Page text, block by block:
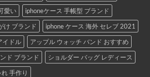
愛い
iphoneケース 手帳型 ブランド
け ブランド
iphone ケース 海外 セレブ 2021
イドル
アップル ウォッチ バンド おすすめ
ド ブランド
ショルダー バッグ レディース
手作り